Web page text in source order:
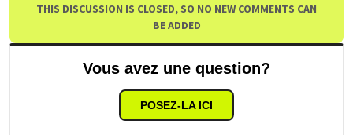
THIS DISCUSSION IS CLOSED, SO NO NEW COMMENTS CAN
BE ADDED
Vous avez une question?
POSEZ-LA ICI